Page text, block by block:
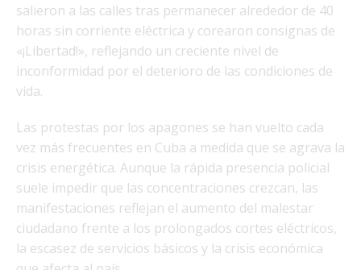
salieron a las calles tras permanecer alrededor de 40
horas sin corriente eléctrica y corearon consignas de
«¡Libertad!», reflejando un creciente nivel de
inconformidad por el deterioro de las condiciones de
vida.
Las protestas por los apagones se han vuelto cada
vez más frecuentes en Cuba a medida que se agrava la
crisis energética. Aunque la rápida presencia policial
suele impedir que las concentraciones crezcan, las
manifestaciones reflejan el aumento del malestar
ciudadano frente a los prolongados cortes eléctricos,
la escasez de servicios básicos y la crisis económica